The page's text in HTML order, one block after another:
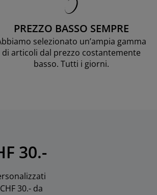
PREZZO BASSO SEMPRE
selezionato un’ampia gamma
di articoli dal prezzo costantemente
basso. Tutti i giorni.
30.-
30.- da